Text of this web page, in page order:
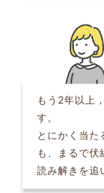
もう2年以上
す。
とにかく当た
も、まるで伏
読み解きを追